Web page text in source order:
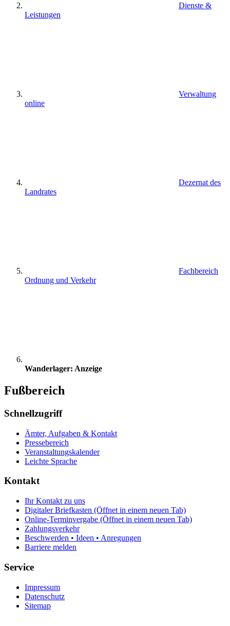
Dienste &
Leistungen
Verwaltung
online
Dezernat des
Landrates
Fachbereich
Ordnung und Verkehr
Wanderlager: Anzeige
Fußbereich
Schnellzugriff
Ämter, Aufgaben & Kontakt
Pressebereich
Veranstaltungskalender
Leichte Sprache
Kontakt
Ihr Kontakt zu uns
Digitaler Briefkasten (Öffnet in einem neuen Tab)
Online-Terminvergabe (Öffnet in einem neuen Tab)
Zahlungsverkehr
Beschwerden • Ideen • Anregungen
Barriere melden
Service
Impressum
Datenschutz
Sitemap